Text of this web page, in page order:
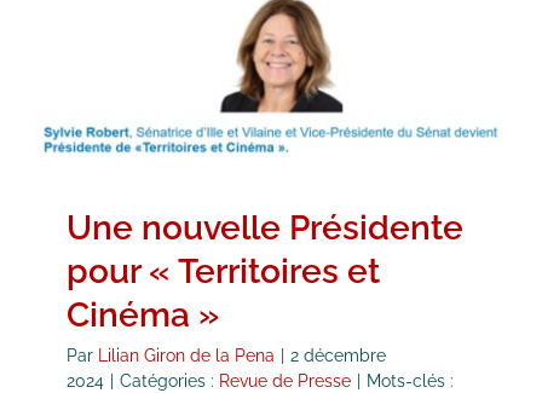
Une nouvelle Présidente pour
« Territoires et Cinéma »
Revue de Presse
Une nouvelle Présidente
pour « Territoires et
Cinéma »
Par Lilian Giron de la Pena
2 décembre
2024
Catégories : Revue de Presse
Mots-clés :